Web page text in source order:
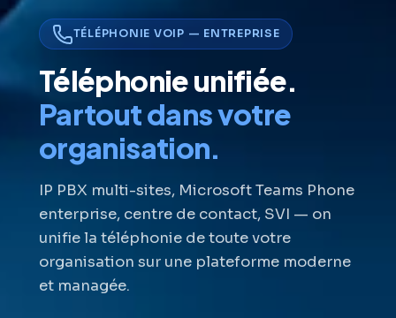
TÉLÉPHONIE VOIP — ENTREPRISE
Téléphonie unifiée.
Partout dans votre
organisation.
IP PBX multi-sites, Microsoft Teams Phone
enterprise, centre de contact, SVI — on
unifie la téléphonie de toute votre
organisation sur une plateforme moderne
et managée.